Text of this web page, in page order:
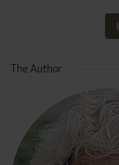
The Author